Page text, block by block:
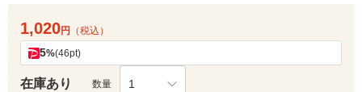
1,020円 （税込）
5%(46pt)
在庫あり 数量 1